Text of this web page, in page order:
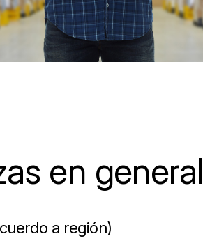
en general
a región)